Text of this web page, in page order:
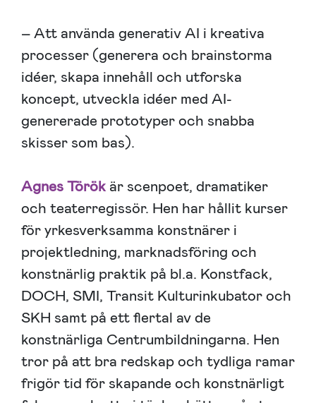
– Att använda generativ AI i kreativa
processer (generera och brainstorma
idéer, skapa innehåll och utforska
koncept, utveckla idéer med AI-
genererade prototyper och snabba
skisser som bas).
Agnes Török är scenpoet, dramatiker
och teaterregissör. Hen har hållit kurser
för yrkesverksamma konstnärer i
projektledning, marknadsföring och
konstnärlig praktik på bl.a. Konstfack,
DOCH, SMI, Transit Kulturinkubator och
SKH samt på ett flertal av de
konstnärliga Centrumbildningarna. Hen
tror på att bra redskap och tydliga ramar
frigör tid för skapande och konstnärligt